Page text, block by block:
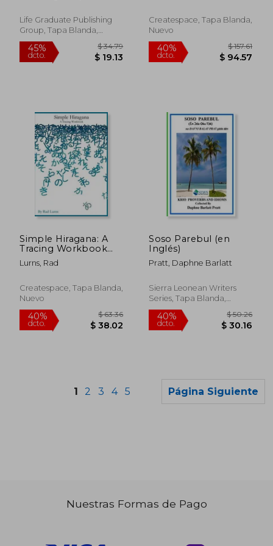
45% $ 149.33 45%
Control, Line Tracing,
Shapes the Alphabet
Activity Book) (en
Inglés)
Life Graduate Publishing
Group, Tapa Blanda,
Nuevo
Createspace, Tapa Blanda,
Nuevo
Simple Hiragana: A
Tracing Workbook
(en Inglés)
Lurns, Rad
Createspace, Tapa Blanda,
Nuevo
Soso Parebul (en
Inglés)
Pratt, Daphne Barlatt
Sierra Leonean Writers
Series, Tapa Blanda,
Nuevo
1 2 3 4 5 Página Siguiente
Nuestras Formas de Pago